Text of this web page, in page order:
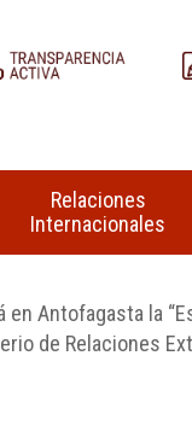
Relaciones
Internacionales
Antofagasta la
de Relaciones